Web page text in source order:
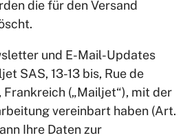
die für den Versand
und E-Mail-Updates
SAS, 13-13 bis, Rue de
Frankreich („Mailjet“), mit der
vereinbart haben (Art.
Ihre Daten zur